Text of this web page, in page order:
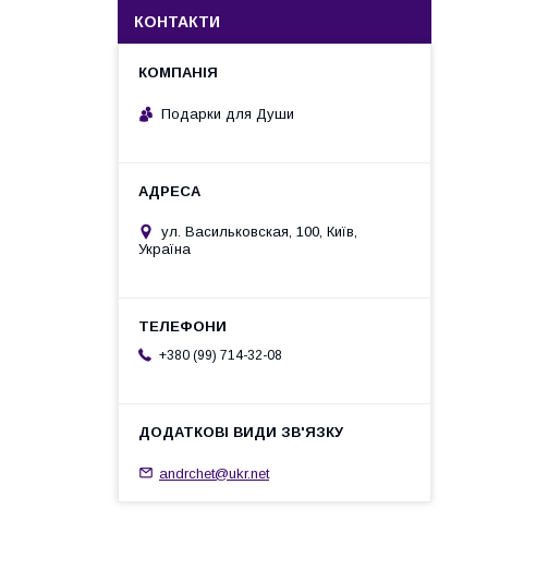
КОНТАКТИ
Подарки для Души
ул. Васильковская, 100, Київ,
Україна
+380 (99) 714-32-08
andrchet@ukr.net